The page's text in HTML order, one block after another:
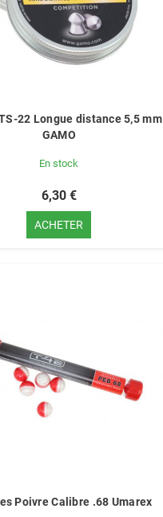
22 Longue distance 5,5 mm
GAMO
En stock
6,30 €
ACHETER
Poivre Calibre .68 Umarex